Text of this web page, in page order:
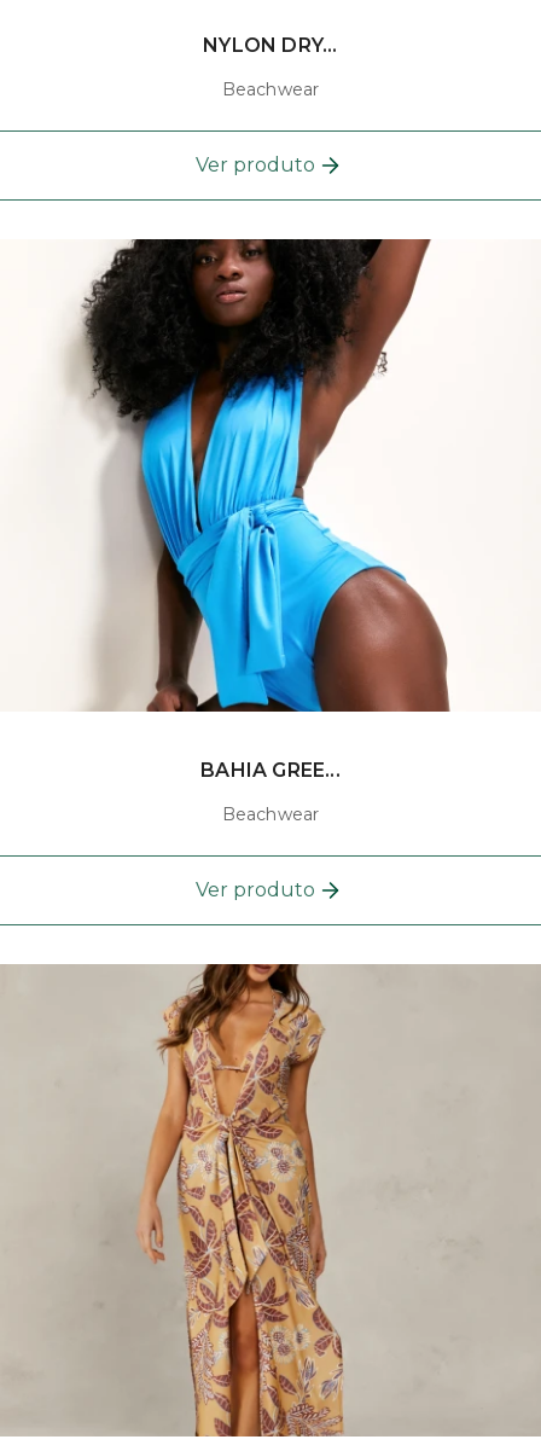
NYLON DRY...
Beachwear
Ver produto
BAHIA GREE...
Beachwear
Ver produto